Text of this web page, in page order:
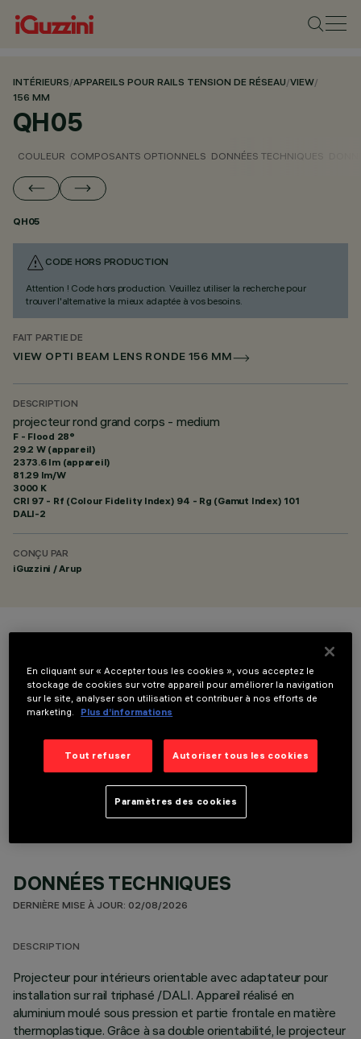
INTÉRIEURS/APPAREILS POUR RAILS TENSION DE RÉSEAU/VIEW/
156 MM
QH05
COULEUR COMPOSANTS OPTIONNELS DONNÉES TECHNIQUES
QH05
CODE HORS PRODUCTION
Attention ! Code hors production. Veuillez utiliser la recherche pour
trouver l'alternative la mieux adaptée à vos besoins.
FAIT PARTIE DE
VIEW OPTI BEAM LENS RONDE 156 MM
DESCRIPTION
projecteur rond grand corps - medium
F - Flood 28°
29.2 W (appareil)
2373.6 lm (appareil)
81.29 lm/W
3000 K
CRI 97 - Rf (Colour Fidelity Index) 94 - Rg (Gamut Index) 101
DALI-2
CONÇU PAR
iGuzzini / Arup
COMPOSANTS OPTIONNELS
DONNÉES TECHNIQUES
DERNIÈRE MISE À JOUR: 02/08/2026
DESCRIPTION
Projecteur pour intérieurs orientable avec adaptateur pour
installation sur rail triphasé /DALI. Appareil réalisé en
aluminium moulé sous pression et partie frontale en matière
thermoplastique. Grâce à sa double orientabilité, le projecteur
En cliquant sur « Accepter tous les cookies », vous acceptez le
stockage de cookies sur votre appareil pour améliorer la navigation
sur le site, analyser son utilisation et contribuer à nos efforts de
marketing.
Plus d’informations
Tout refuser Autoriser tous les cookies
Paramètres des cookies